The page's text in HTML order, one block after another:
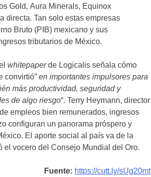
Gold, Aura Minerals, Equinox
directa. Tan solo estas empresas
Bruto (PIB) mexicano y sus
tributarios de México.
whitepaperde Logicalis señala cómo
convirtió” en importantes impulsores para
más productividad, seguridad y
de algo riesgo“. Terry Heymann, director
empleos bien remunerados, ingresos
configuran un panorama próspero y
El aporte social al país va de la
el vocero del Consejo Mundial del Oro.
Fuente: https://cutt.ly/sUg20mt